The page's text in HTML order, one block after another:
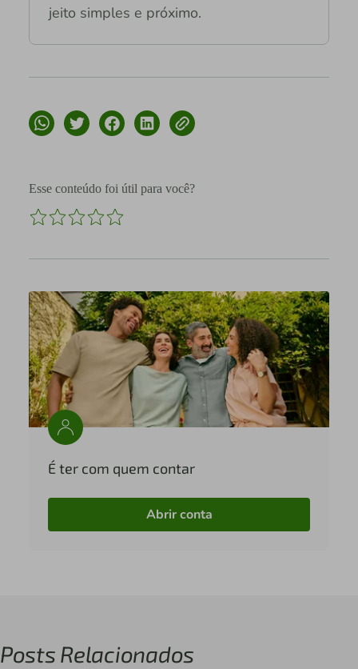
jeito simples e próximo.
Esse conteúdo foi útil para você?
É ter com quem contar
Abrir conta
Posts Relacionados